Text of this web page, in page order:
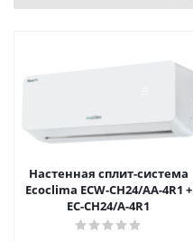
Настенная сплит-система
Ecoclima ECW-СH24/AA-4R1 +
EC-CH24/A-4R1